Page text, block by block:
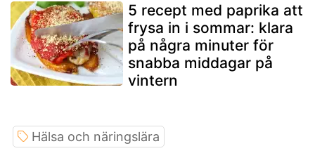
5 recept med paprika att
frysa in i sommar: klara
på några minuter för
snabba middagar på
vintern
Hälsa och näringslära